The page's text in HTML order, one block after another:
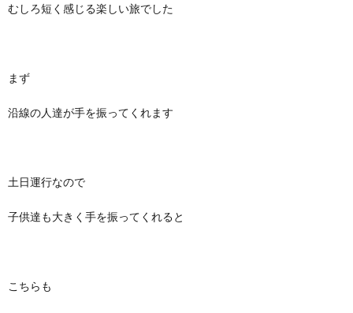
むしろ短く感じる楽しい旅でした
まず
沿線の人達が手を振ってくれます
土日運行なので
子供達も大きく手を振ってくれると
こちらも